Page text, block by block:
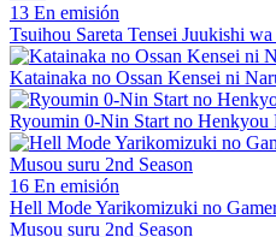
13 En emisión
Tsuihou Sareta Tensei Juukishi
Katainaka no Ossan Kensei ni
Ryoumin 0-Nin Start no Henkyou
16 En emisión
Hell Mode Yarikomizuki no
Musou suru 2nd Season